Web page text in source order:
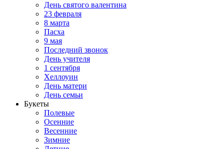
День святого валентина
23 февраля
8 марта
Пасха
9 мая
Последний звонок
День учителя
1 сентября
Хеллоуин
День матери
День семьи
Букеты
Полевые
Осенние
Весенние
Зимние